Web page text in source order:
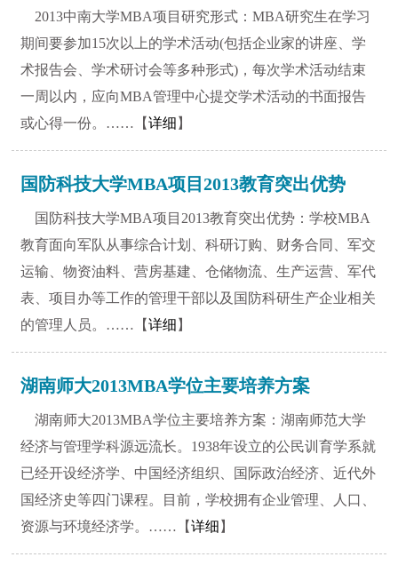
2013中南大学MBA项目研究形式：MBA研究生在学习
期间要参加15次以上的学术活动(包括企业家的讲座、学
术报告会、学术研讨会等多种形式)，每次学术活动结束
一周以内，应向MBA管理中心提交学术活动的书面报告
或心得一份。……【详细 】
国防科技大学MBA项目2013教育突出优势
国防科技大学MBA项目2013教育突出优势：学校MBA
教育面向军队从事综合计划、科研订购、财务合同、军交
运输、物资油料、营房基建、仓储物流、生产运营、军代
表、项目办等工作的管理干部以及国防科研生产企业相关
的管理人员。……【详细 】
湖南师大2013MBA学位主要培养方案
湖南师大2013MBA学位主要培养方案：湖南师范大学
经济与管理学科源远流长。1938年设立的公民训育学系就
已经开设经济学、中国经济组织、国际政治经济、近代外
国经济史等四门课程。目前，学校拥有企业管理、人口、
资源与环境经济学。……【详细 】